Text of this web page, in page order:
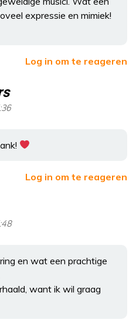
expressie en mimiek!
Log in om te reageren
Log in om te reageren
en wat een prachtige
want ik wil graag